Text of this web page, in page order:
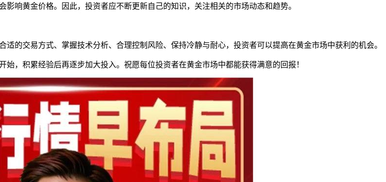
响黄金价格。因此，投资者应不断更新自己的知识，关注相关的市场动态和趋势。
的交易方式、掌握技术分析、合理控制风险、保持冷静与耐心，投资者可以提高在黄金市场中获利的机会。
，积累经验后再逐步加大投入。祝愿每位投资者在黄金市场中都能获得满意的回报！